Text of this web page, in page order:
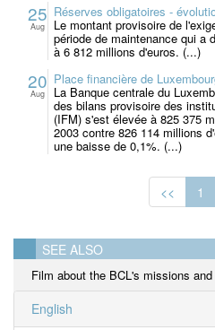
25
Aug
Réserves obligatoires -
Le montant provisoire de
période de maintenance qui a
à 6 812 millions d'euros. (...)
20
Aug
Place financière de
La Banque centrale du
des bilans provisoire des
(IFM) s'est élevée à 825 375
2003 contre 826 114 millions
une baisse de 0,1%. (...)
<< 1
SEE ALSO
Film about the BCL's missions
English